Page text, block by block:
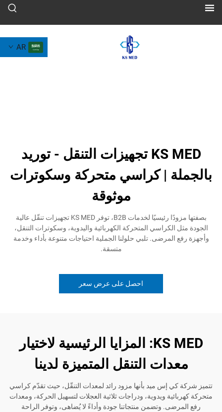
KS MED تجهيزات التنقل - توريد
| كراسي متحركة وسكوترات
بصفتها مزودًا رئيسيًا لخدمات B2B، توفر KS MED تجهيزات تنقّل عالية
الكراسي المتحركة الكهربائية واليدوية، وسكوترات التنقل،
تلبي حلولنا الجملية احتياجات متنوعة بأداء وخدمة
احصل على عرض سعر
KS MED: المزايا الرئيسية لاختيار
التنقل المتميزة لدينا
إس ميد بأنها مزود رائد لمعدات التنقّل، حيث تقدّم كراسي
ويدوية، ودراجات ثلاثية العجلات لتسهيل الحركة، ومعدات
وتضمن منتجاتنا جودة وأداءً لا يُضاهى، وتوفر الراحة